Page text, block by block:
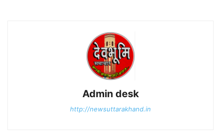
Admin desk
http://newsuttarakhand.in